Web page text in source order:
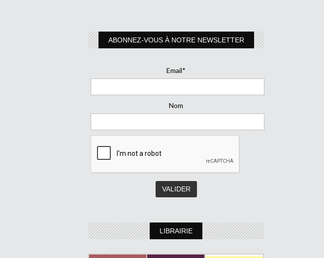
ABONNEZ-VOUS À NOTRE NEWSLETTER
Email*
Nom
LIBRAIRIE